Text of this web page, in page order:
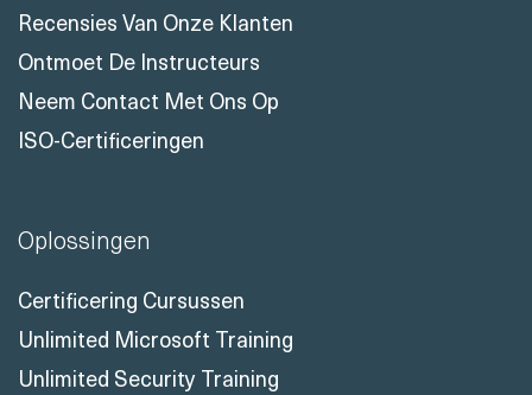
Recensies Van Onze Klanten
Ontmoet De Instructeurs
Neem Contact Met Ons Op
ISO-Certificeringen
Oplossingen
Certificering Cursussen
Unlimited Microsoft Training
Unlimited Security Training